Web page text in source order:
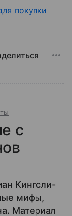
покупки
с
Кингсли-
мифы,
Материал